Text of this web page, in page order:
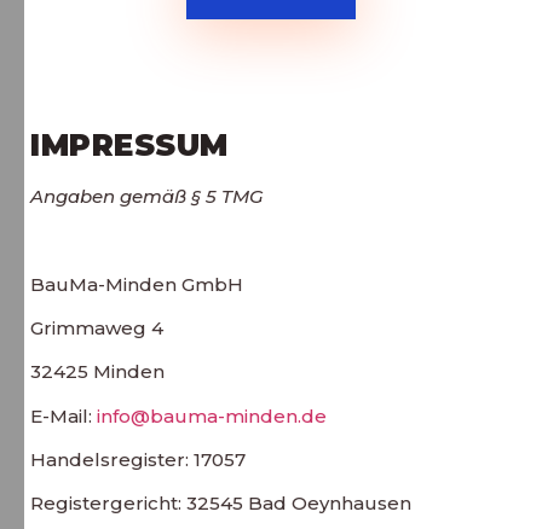
IMPRESSUM
Angaben gemäß § 5 TMG
BauMa-Minden GmbH
Grimmaweg 4
32425 Minden
E-Mail: info@bauma-minden.de
Handelsregister: 17057
Registergericht: 32545 Bad Oeynhausen